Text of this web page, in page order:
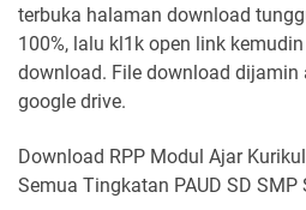
terbuka halaman download
100%, lalu kl1k open link
download. File download
google drive.
Download RPP Modul Ajar
Semua Tingkatan PAUD SD SMP